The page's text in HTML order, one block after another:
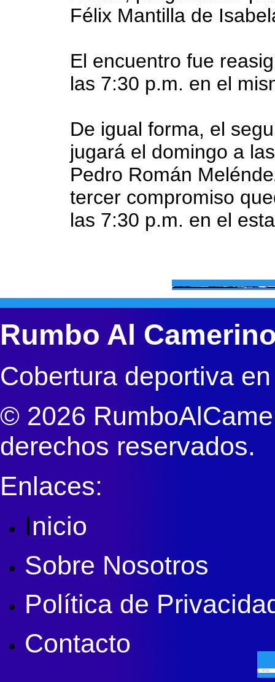
Félix Mantilla de
El encuentro fue
las 7:30 p.m. en el
De igual forma, el
jugará el domingo a
Pedro Román
tercer compromiso
las 7:30 p.m. en el
Rumbo Al
Cobertura deportiva
© 2026
derechos reservados.
Enlaces:
Inicio
Sobre Nosotros
Política de
Contacto